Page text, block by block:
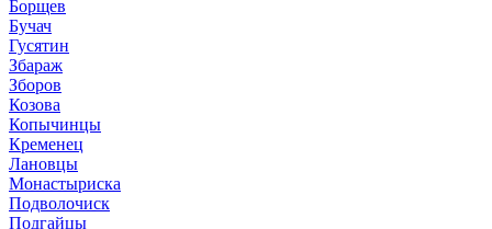
Борщев
Бучач
Гусятин
Збараж
Зборов
Козова
Копычинцы
Кременец
Лановцы
Монастыриска
Подволочиск
Подгайцы